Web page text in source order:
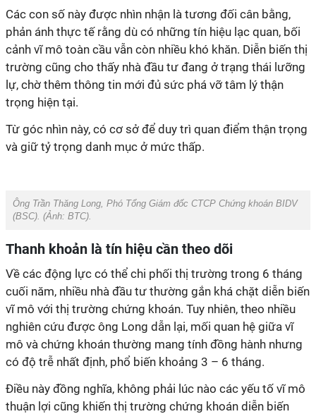
Các con số này được nhìn nhận là tương đối cân bằng,
phản ánh thực tế rằng dù có những tín hiệu lạc quan, bối
cảnh vĩ mô toàn cầu vẫn còn nhiều khó khăn. Diễn biến thị
trường cũng cho thấy nhà đầu tư đang ở trạng thái lưỡng
lự, chờ thêm thông tin mới đủ sức phá vỡ tâm lý thận
trọng hiện tại.
Từ góc nhìn này, có cơ sở để duy trì quan điểm thận trọng
và giữ tỷ trọng danh mục ở mức thấp.
Ông Trần Thăng Long, Phó Tổng Giám đốc CTCP Chứng khoán BIDV
(BSC). (Ảnh: BTC).
Thanh khoản là tín hiệu cần theo dõi
Về các động lực có thể chi phối thị trường trong 6 tháng
cuối năm, nhiều nhà đầu tư thường gắn khá chặt diễn biến
vĩ mô với thị trường chứng khoán. Tuy nhiên, theo nhiều
nghiên cứu được ông Long dẫn lại, mối quan hệ giữa vĩ
mô và chứng khoán thường mang tính đồng hành nhưng
có độ trễ nhất định, phổ biến khoảng 3 – 6 tháng.
Điều này đồng nghĩa, không phải lúc nào các yếu tố vĩ mô
thuận lợi cũng khiến thị trường chứng khoán diễn biến